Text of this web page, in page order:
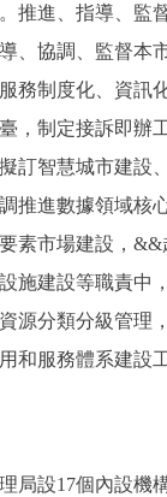
推進、指導、監
、協調、監督本
務制度化、資訊
，制定接訴即辦
訂智慧城市建設
推進數據領域核
素市場建設，
施建設等職責中
源分類分級管
和服務體系建設
設17個內設機